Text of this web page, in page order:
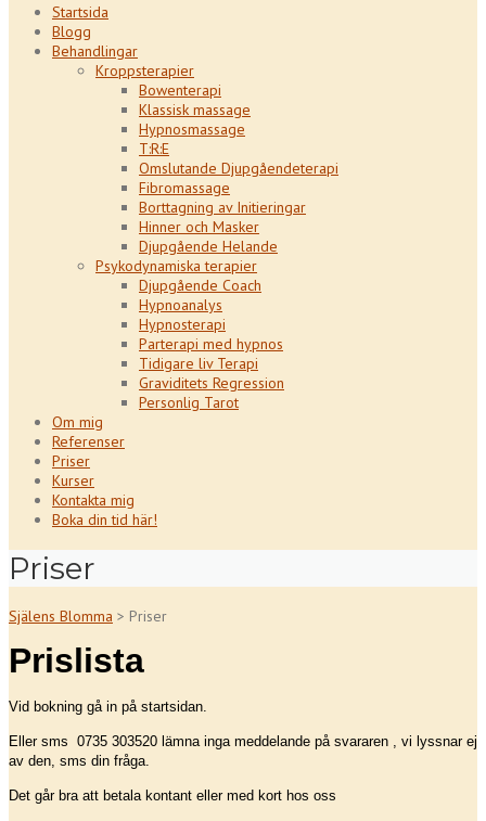
Startsida
Blogg
Behandlingar
Kroppsterapier
Bowenterapi
Klassisk massage
Hypnosmassage
T:R:E
Omslutande Djupgåendeterapi
Fibromassage
Borttagning av Initieringar
Hinner och Masker
Djupgående Helande
Psykodynamiska terapier
Djupgående Coach
Hypnoanalys
Hypnosterapi
Parterapi med hypnos
Tidigare liv Terapi
Graviditets Regression
Personlig Tarot
Om mig
Referenser
Priser
Kurser
Kontakta mig
Boka din tid här!
Priser
Själens Blomma > Priser
Prislista
Vid bokning gå in på startsidan.
Eller sms 0735 303520 lämna inga meddelande på svararen , vi lyssnar ej
av den, sms din fråga.
Det går bra att betala kontant eller med kort hos oss